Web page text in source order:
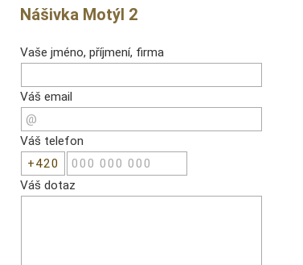
Nášivka Motýl 2
Vaše jméno, příjmení, firma
Váš email
Váš telefon
Váš dotaz